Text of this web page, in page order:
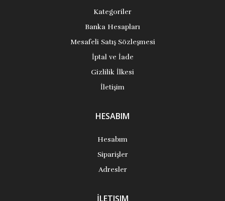
Kategoriler
Banka Hesapları
Mesafeli Satış Sözleşmesi
İptal ve İade
Gizlilik İlkesi
İletişim
HESABIM
Hesabım
Siparişler
Adresler
İLETIŞIM